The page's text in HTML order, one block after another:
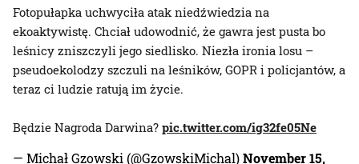
Fotopułapka uchwyciła atak niedźwiedzia na
ekoaktywistę. Chciał udowodnić, że gawra jest pusta bo
leśnicy zniszczyli jego siedlisko. Niezła ironia losu –
pseudoekolodzy szczuli na leśników, GOPR i policjantów, a
teraz ci ludzie ratują im życie.
Będzie Nagroda Darwina? pic.twitter.com/ig32fe05Ne
— Michał Gzowski (@GzowskiMichal)November 15,